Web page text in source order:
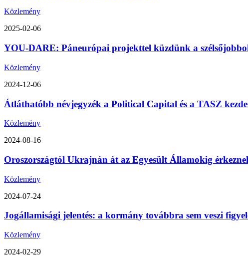
Közlemény
2025-02-06
YOU-DARE: Páneurópai projekttel küzdünk a
Közlemény
2024-12-06
Átláthatóbb névjegyzék a Political Capital és a TASZ
Közlemény
2024-08-16
Oroszországtól Ukrajnán át az Egyesült Államokig
Közlemény
2024-07-24
Jogállamisági jelentés: a kormány továbbra sem veszi
Közlemény
2024-02-29